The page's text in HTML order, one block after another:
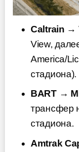
Caltrain →
View,
America/
стадиона).
BART →
трансфер
стадиона.
Amtrak